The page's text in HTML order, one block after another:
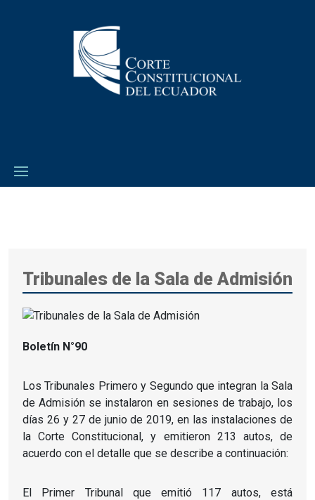
Tribunales de la Sala de Admisión
Boletín N°90
Los Tribunales Primero y Segundo que integran la Sala
de Admisión se instalaron en sesiones de trabajo, los
días 26 y 27 de junio de 2019, en las instalaciones de
la Corte Constitucional, y emitieron 213 autos, de
acuerdo con el detalle que se describe a continuación:
El Primer Tribunal que emitió 117 autos, está